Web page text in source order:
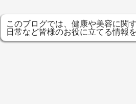
このブログでは、健康や美容に関
日常など皆様のお役に立てる情報